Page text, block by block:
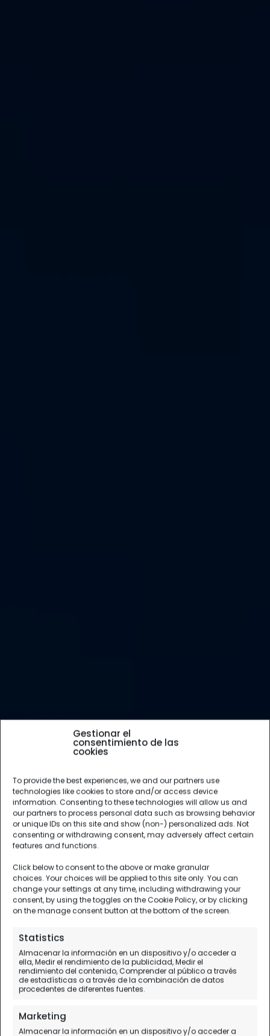
Gestionar el
consentimiento de las
cookies
To provide the best experiences, we and our partners use
technologies like cookies to store and/or access device
information. Consenting to these technologies will allow us and
our partners to process personal data such as browsing behavior
or unique IDs on this site and show (non-) personalized ads. Not
consenting or withdrawing consent, may adversely affect certain
features and functions.
Click below to consent to the above or make granular
choices. Your choices will be applied to this site only. You can
change your settings at any time, including withdrawing your
consent, by using the toggles on the Cookie Policy, or by clicking
on the manage consent button at the bottom of the screen.
Statistics
Almacenar la información en un dispositivo y/o acceder a
ella, Medir el rendimiento de la publicidad, Medir el
rendimiento del contenido, Comprender al público a través
de estadísticas o a través de la combinación de datos
procedentes de diferentes fuentes.
Marketing
Almacenar la información en un dispositivo y/o acceder a